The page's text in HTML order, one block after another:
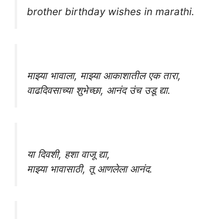
brother birthday wishes in marathi.
माझ्या भावाला, माझ्या आकाशातील एक तारा,
वाढदिवसाच्या शुभेच्छा, आनंद उंच उडू द्या.
या दिवशी, हशा वाजू द्या,
माझ्या भावासाठी, तू आणलेला आनंद.